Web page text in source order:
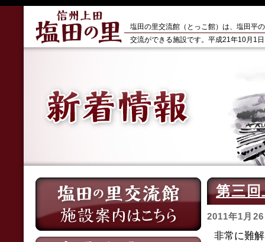
塩田の里交流館（とっこ館）は、塩田平
交流ができる施設です。平成21年10月1
第三
2011年1月
非常に難